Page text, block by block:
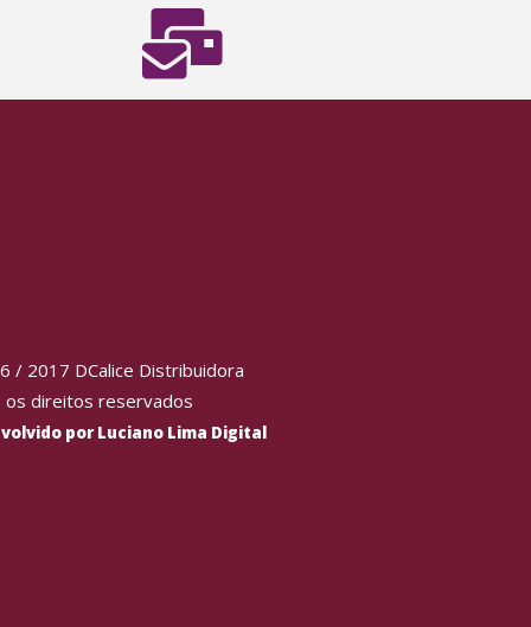
/ 2017 DCalice Distribuidora
os direitos reservados
por Luciano Lima Digital